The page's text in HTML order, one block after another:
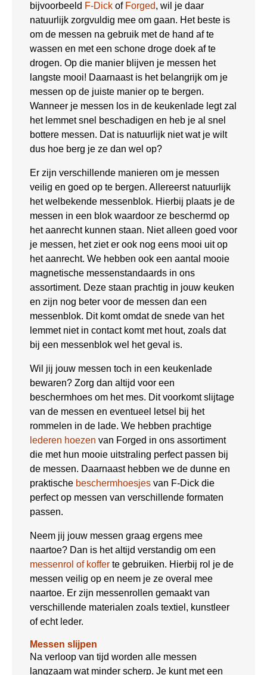
bijvoorbeeld F-Dick of Forged, wil je daar
natuurlijk zorgvuldig mee om gaan. Het beste is
om de messen na gebruik met de hand af te
wassen en met een schone droge doek af te
drogen. Op die manier blijven je messen het
langste mooi! Daarnaast is het belangrijk om je
messen op de juiste manier op te bergen.
Wanneer je messen los in de keukenlade legt zal
het lemmet snel beschadigen en heb je al snel
bottere messen. Dat is natuurlijk niet wat je wilt
dus hoe berg je ze dan wel op?
Er zijn verschillende manieren om je messen
veilig en goed op te bergen. Allereerst natuurlijk
het welbekende messenblok. Hierbij plaats je de
messen in een blok waardoor ze beschermd op
het aanrecht kunnen staan. Niet alleen goed voor
je messen, het ziet er ook nog eens mooi uit op
het aanrecht. We hebben ook een aantal mooie
magnetische messenstandaards in ons
assortiment. Deze staan prachtig in jouw keuken
en zijn nog beter voor de messen dan een
messenblok. Dit komt omdat de snede van het
lemmet niet in contact komt met hout, zoals dat
bij een messenblok wel het geval is.
Wil jij jouw messen toch in een keukenlade
bewaren? Zorg dan altijd voor een
beschermhoes om het mes. Dit voorkomt slijtage
van de messen en eventueel letsel bij het
rommelen in de lade. We hebben prachtige
lederen hoezen van Forged in ons assortiment
die met hun mooie uitstraling perfect passen bij
de messen. Daarnaast hebben we de dunne en
praktische beschermhoesjes van F-Dick die
perfect op messen van verschillende formaten
passen.
Neem jij jouw messen graag ergens mee
naartoe? Dan is het altijd verstandig om een
messenrol of koffer te gebruiken. Hierbij rol je de
messen veilig op en neem je ze overal mee
naartoe. Er zijn messenrollen gemaakt van
verschillende materialen zoals textiel, kunstleer
of echt leder.
Messen slijpen
Na verloop van tijd worden alle messen
langzaam wat minder scherp. Je kunt met een